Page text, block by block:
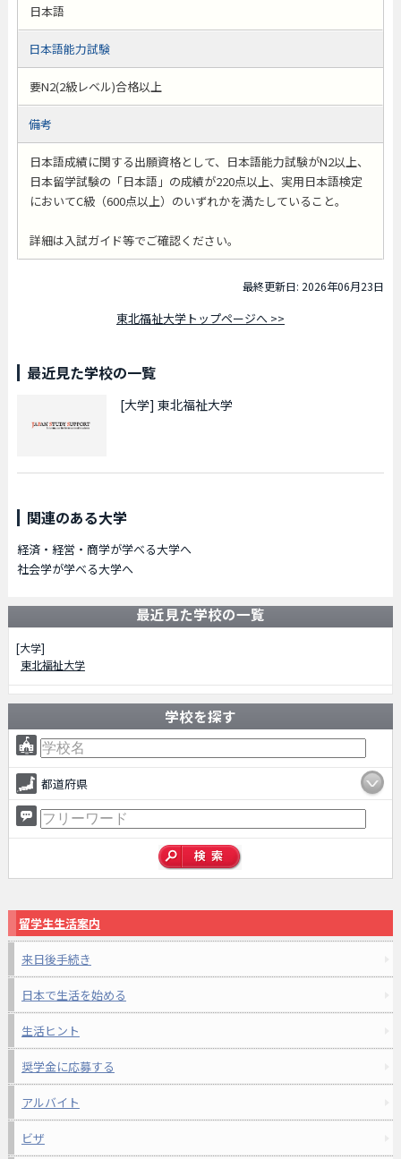
日本語
日本語能力試験
要N2(2級レベル)合格以上
備考
日本語成績に関する出願資格として、日本語能力試験がN2以上、
日本留学試験の「日本語」の成績が220点以上、実用日本語検定
においてC級（600点以上）のいずれかを満たしていること。
詳細は入試ガイド等でご確認ください。
最終更新日: 2026年06月23日
東北福祉大学トップページへ >>
最近見た学校の一覧
[大学] 東北福祉大学
関連のある大学
経済・経営・商学が学べる大学へ
社会学が学べる大学へ
最近見た学校の一覧
[大学]
東北福祉大学
学校を探す
都道府県
留学生生活案内
来日後手続き
日本で生活を始める
生活ヒント
奨学金に応募する
アルバイト
ビザ